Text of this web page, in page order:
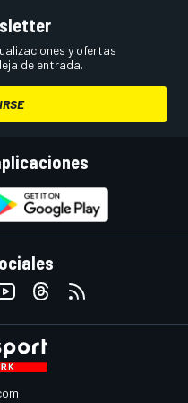
y ofertas
de entrada.